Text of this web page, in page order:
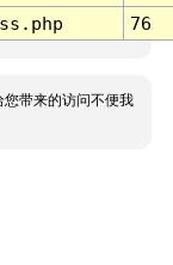
76
您带来的访问不便我